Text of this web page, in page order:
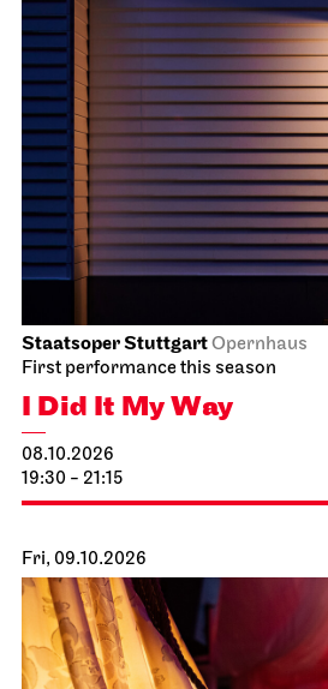
Staatsoper StuttgartOpernhaus
First performance this season
I Did It My Way
08.10.2026
19:30 - 21:15
Fri, 09.10.2026